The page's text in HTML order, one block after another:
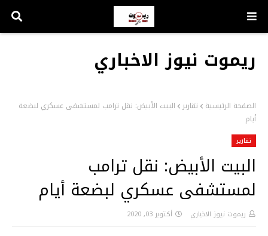
ريموت نيوز الاخباري
الصفحة الرئيسية تقارير
البيت الأبيض: نقل ترامب لمستشفى عسكري لبضعة
أيام
تقارير
البيت الأبيض: نقل ترامب
لمستشفى عسكري لبضعة أيام
ريموت نيوز الاخباري أكتوبر 03, 2020